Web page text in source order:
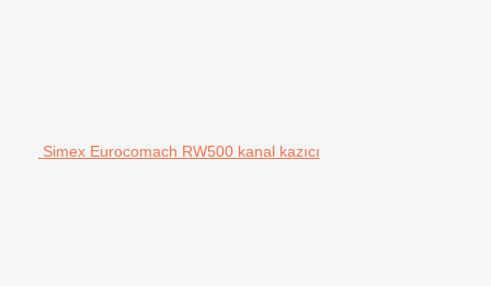
Simex Eurocomach RW500 kanal kazıcı